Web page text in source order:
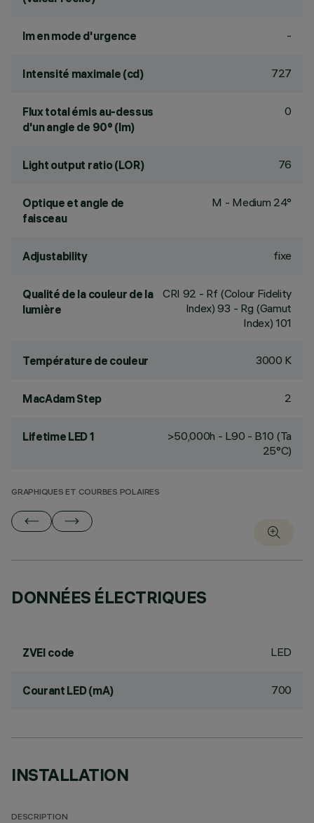
lm en mode d'urgence -
Intensité maximale (cd) 727
Flux total émis au-dessus
d'un angle de 90° (lm)
0
Light output ratio (LOR) 76
Optique et angle de
faisceau
M - Medium 24°
Adjustability fixe
Qualité de la couleur de la
lumière
CRI 92 - Rf (Colour Fidelity
Index) 93 - Rg (Gamut
Index) 101
Température de couleur 3000 K
MacAdam Step 2
Lifetime LED 1
>50,000h - L90 - B10 (Ta
25°C)
GRAPHIQUES ET COURBES POLAIRES
DONNÉES ÉLECTRIQUES
ZVEI code LED
Courant LED (mA) 700
INSTALLATION
DESCRIPTION